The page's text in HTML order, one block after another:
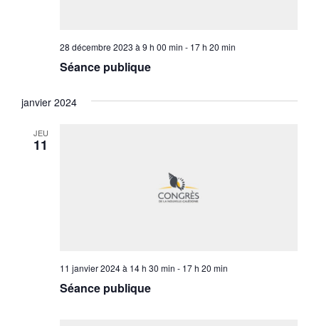
Séance publique
28 décembre 2023 à 9 h 00 min - 17 h 20 min
janvier 2024
JEU
11
Séance publique
11 janvier 2024 à 14 h 30 min - 17 h 20 min